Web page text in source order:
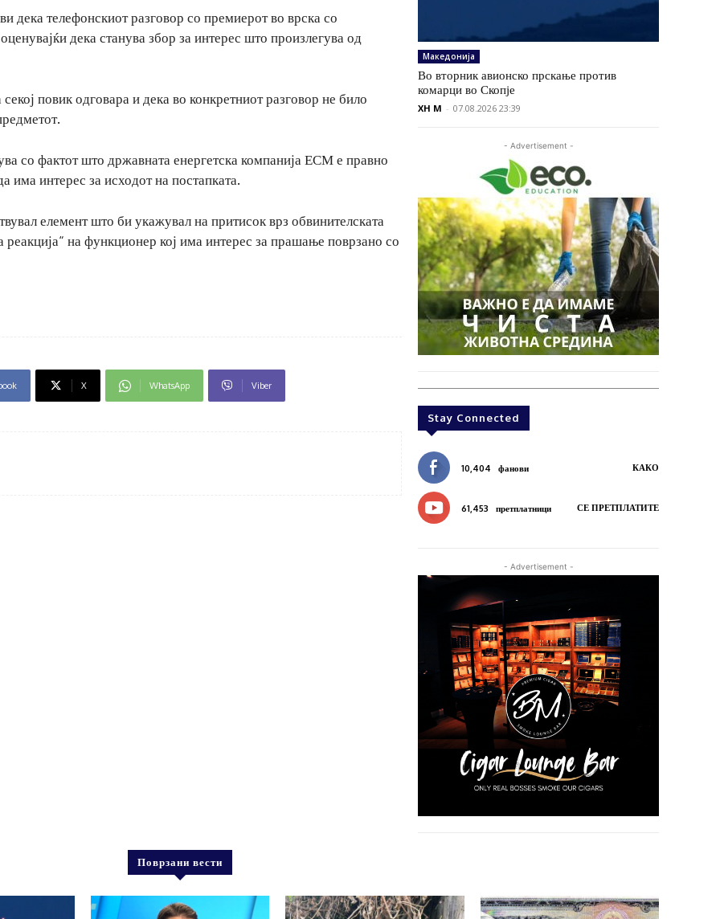
дека телефонскиот разговор со премиерот во врска со
дека станува збор за интерес што произлегува од
повик одговара и дека во конкретниот разговор не било
со фактот што државната енергетска компанија ЕСМ е правно
има интерес за исходот на постапката.
елемент што би укажувал на притисок врз обвинителската
реакција“ на функционер кој има интерес за прашање поврзано со
X WhatsApp Viber
Македонија
Во вторник авионско прскање против
комарци во Скопје
XH M - 07.08.2026 23:39
- Advertisement -
Stay Connected
10,404 фанови КАКО
61,453 претплатници СЕ ПРЕТПЛАТИТЕ
- Advertisement -
Поврзани вести